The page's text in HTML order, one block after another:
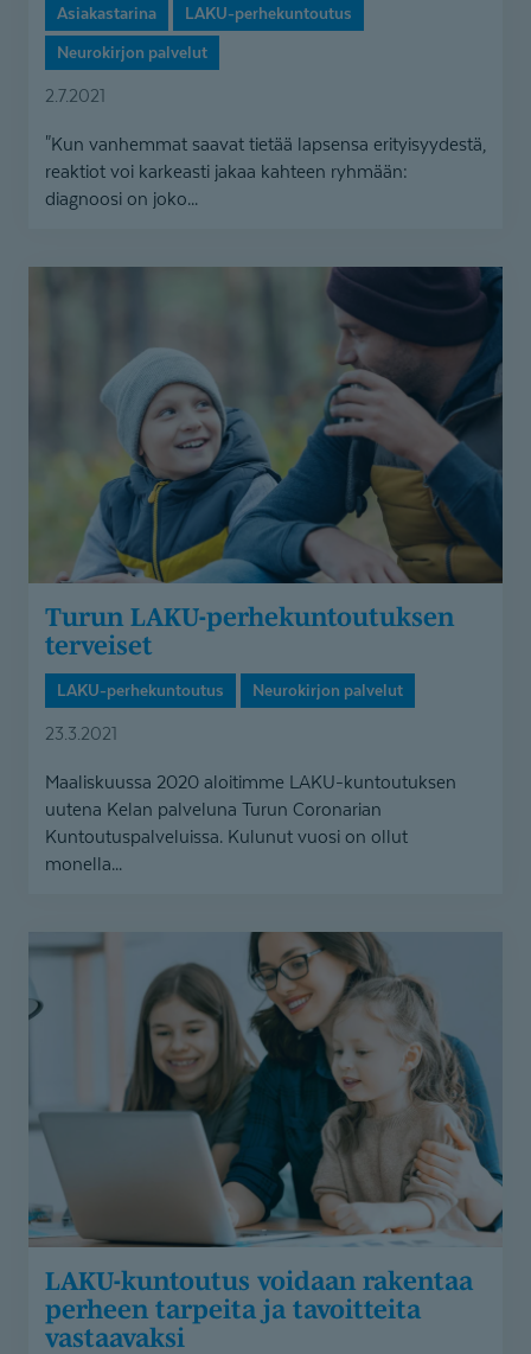
Asiakastarina
LAKU-perhekuntoutus
Neurokirjon palvelut
2.7.2021
"Kun vanhemmat saavat tietää lapsensa erityisyydestä,
reaktiot voi karkeasti jakaa kahteen ryhmään:
diagnoosi on joko...
Turun LAKU-perhe­kun­tou­tuksen
terveiset
LAKU-perhekuntoutus
Neurokirjon palvelut
23.3.2021
Maaliskuussa 2020 aloitimme LAKU-kuntoutuksen
uutena Kelan palveluna Turun Coronarian
Kuntoutuspalveluissa. Kulunut vuosi on ollut
monella...
LAKU-
voidaan
ja
tavoitteita
vastaavaksi
LAKU-kuntoutus voidaan rakentaa
perheen tarpeita ja tavoitteita
vastaavaksi